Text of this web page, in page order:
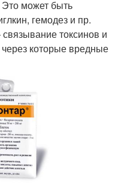
может быть
гемодез и пр.
токсинов и
которые вредные